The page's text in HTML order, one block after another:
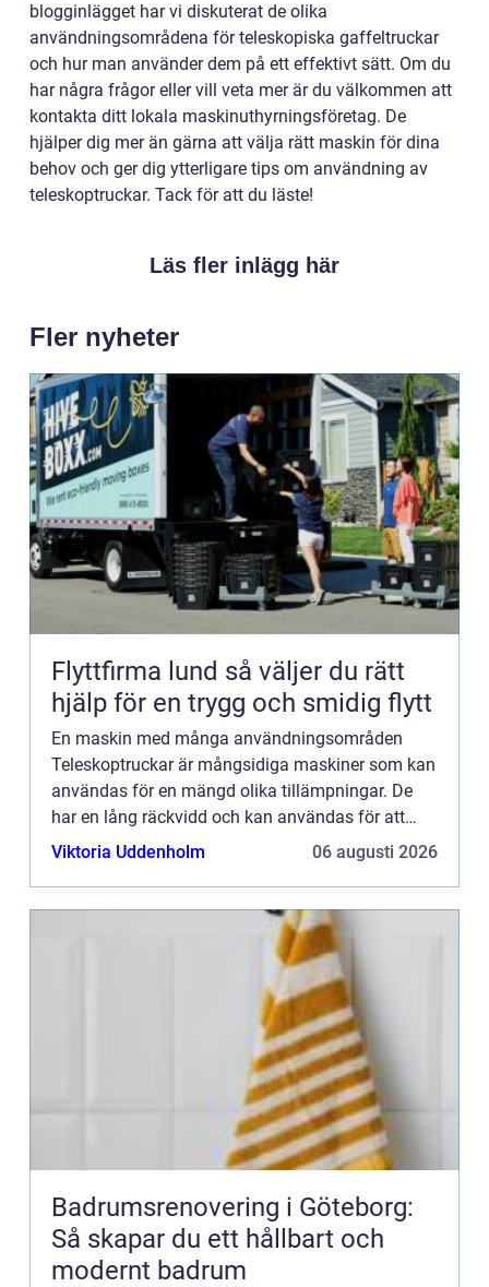
blogginlägget har vi diskuterat de olika
användningsområdena för teleskopiska gaffeltruckar
och hur man använder dem på ett effektivt sätt. Om du
har några frågor eller vill veta mer är du välkommen att
kontakta ditt lokala maskinuthyrningsföretag. De
hjälper dig mer än gärna att välja rätt maskin för dina
behov och ger dig ytterligare tips om användning av
teleskoptruckar. Tack för att du läste!
Läs fler inlägg här
Fler nyheter
Flyttfirma lund så väljer du rätt
hjälp för en trygg och smidig flytt
En maskin med många användningsområden
Teleskoptruckar är mångsidiga maskiner som kan
användas för en mängd olika tillämpningar. De
har en lång räckvidd och kan användas för att
flytta material i trånga utrymmen. Om du vill hyra
Viktoria Uddenholm 06 augusti 2026
Badrumsrenovering i Göteborg:
Så skapar du ett hållbart och
modernt badrum